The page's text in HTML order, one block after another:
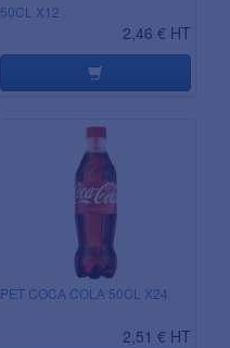
50CL X12
2,46 € HT
PET COCA COLA 50CL X24
2,51 € HT